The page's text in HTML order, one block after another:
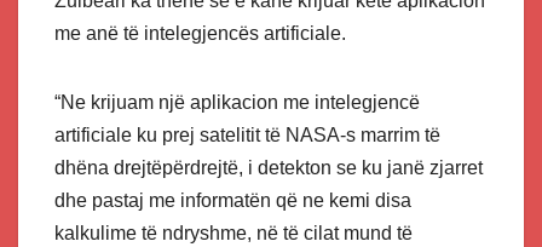
me anë të intelegjencës artificiale.
“Ne krijuam një aplikacion me intelegjencë
artificiale ku prej satelitit të NASA-s marrim të
dhëna drejtëpërdrejtë, i detekton se ku janë zjarret
dhe pastaj me informatën që ne kemi disa
kalkulime të ndryshme, në të cilat mund të